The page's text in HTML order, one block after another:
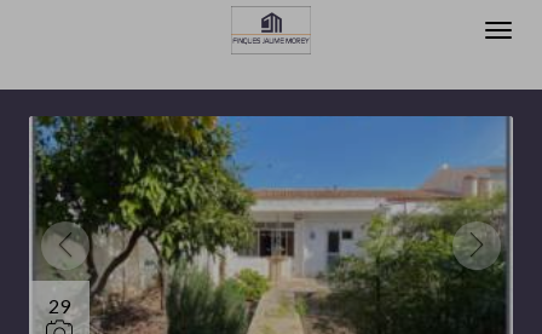
Inmuebles destacados
29